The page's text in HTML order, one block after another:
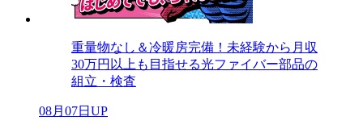
重量物なし＆冷暖房完備！未経験から月収
30万円以上も目指せる光ファイバー部品の
組立・検査
08月07日UP